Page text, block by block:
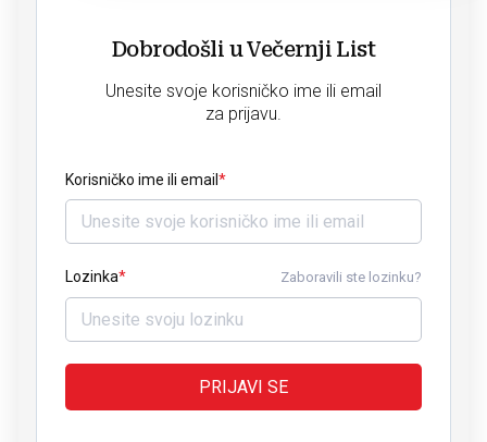
Dobrodošli u Večernji List
Unesite svoje korisničko ime ili email
za prijavu.
Korisničko ime ili email
Lozinka Zaboravili ste lozinku?
PRIJAVI SE